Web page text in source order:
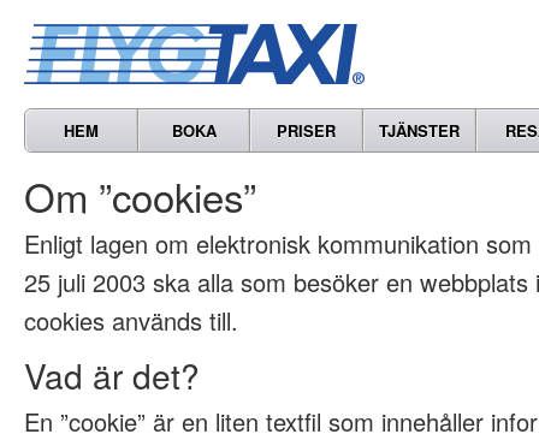
HEM BOKA PRISER TJÄNSTER
Om ”cookies”
Enligt lagen om elektronisk kommunikation
25 juli 2003 ska alla som besöker en
cookies används till.
Vad är det?
En ”cookie” är en liten textfil som innehåller